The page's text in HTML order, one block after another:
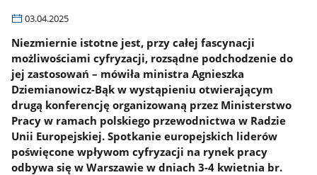
03.04.2025
Niezmiernie istotne jest, przy całej fascynacji
możliwościami cyfryzacji, rozsądne podchodzenie do
jej zastosowań – mówiła ministra Agnieszka
Dziemianowicz-Bąk w wystąpieniu otwierającym
drugą konferencję organizowaną przez Ministerstwo
Pracy w ramach polskiego przewodnictwa w Radzie
Unii Europejskiej. Spotkanie europejskich liderów
poświęcone wpływom cyfryzacji na rynek pracy
odbywa się w Warszawie w dniach 3-4 kwietnia br.